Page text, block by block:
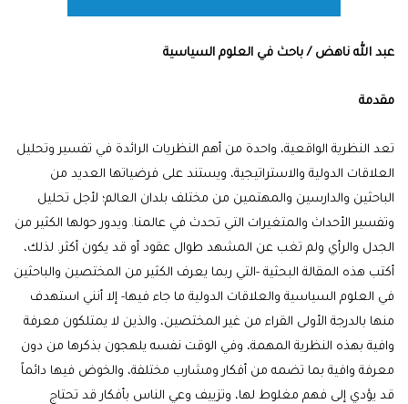
عبد الله ناهض / باحث في العلوم السياسية
مقدمة
تعد النظرية الواقعية، واحدة من أهم النظريات الرائدة في تفسير وتحليل
العلاقات الدولية والاستراتيجية، ويستند على فرضياتها العديد من
الباحثين والدارسين والمهتمين من مختلف بلدان العالم؛ لأجل تحليل
وتفسير الأحداث والمتغيرات التي تحدث في عالمنا. ويدور حولها الكثير من
الجدل والرأي ولم تغب عن المشهد طوال عقود أو قد يكون أكثر. لذلك،
أكتب هذه المقالة البحثية -التي ربما يعرف الكثير من المختصين والباحثين
في العلوم السياسية والعلاقات الدولية ما جاء فيها- إلا أنني استهدف
منها بالدرجة الأولى القراء من غير المختصين، والذين لا يمتلكون معرفة
وافية بهذه النظرية المهمة، وفي الوقت نفسه يلهجون بذكرها من دون
معرفة وافية بما تضمه من أفكار ومشارب مختلفة، والخوض فيها دائماً
قد يؤدي إلى فهم مغلوط لها، وتزييف وعي الناس بأفكار قد تحتاج